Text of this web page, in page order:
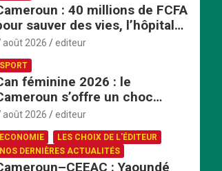
: 40 millions de FCFA
sauver des vies, l’hôpital
Bafoussam renforce son
d’hémodialyse
août 2026 editeur
SPORT
féminine 2026 : le
s’offre un choc
face au Nigeria en
de finale
août 2026 editeur
ECONOMIE
LES CHOIX DE L'ÉDITEUR
NOS DERNIÈRES ACTUALITÉS
: Yaoundé